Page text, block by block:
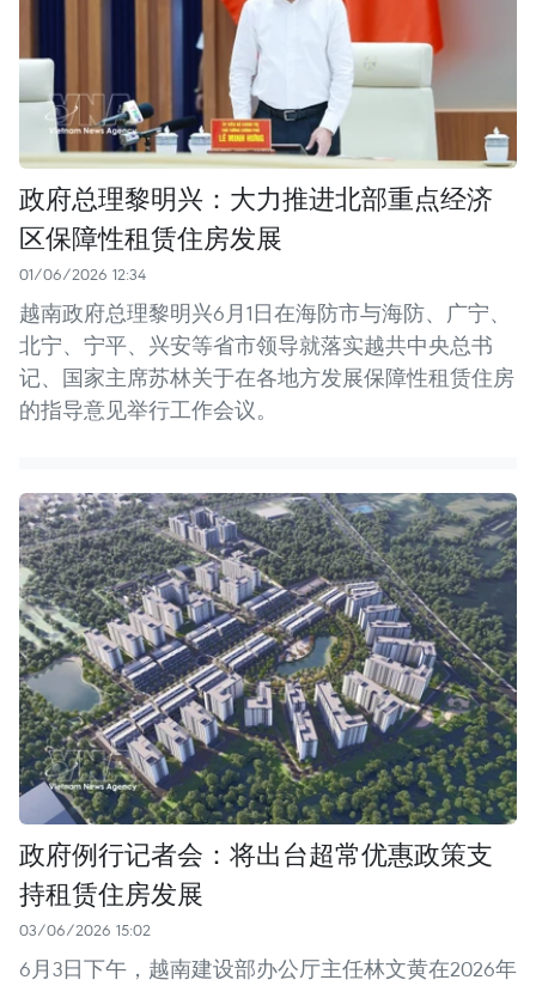
政府总理黎明兴：大力推进北部重点经济
区保障性租赁住房发展
01/06/2026 12:34
越南政府总理黎明兴6月1日在海防市与海防、广宁、
北宁、宁平、兴安等省市领导就落实越共中央总书
记、国家主席苏林关于在各地方发展保障性租赁住房
的指导意见举行工作会议。
政府例行记者会：将出台超常优惠政策支
持租赁住房发展
03/06/2026 15:02
6月3日下午，越南建设部办公厅主任林文黄在2026年